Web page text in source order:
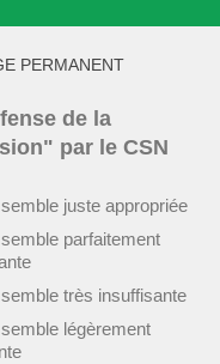
PERMANENT
de la
par le CSN
juste appropriée
parfaitement
très insuffisante
légèrement